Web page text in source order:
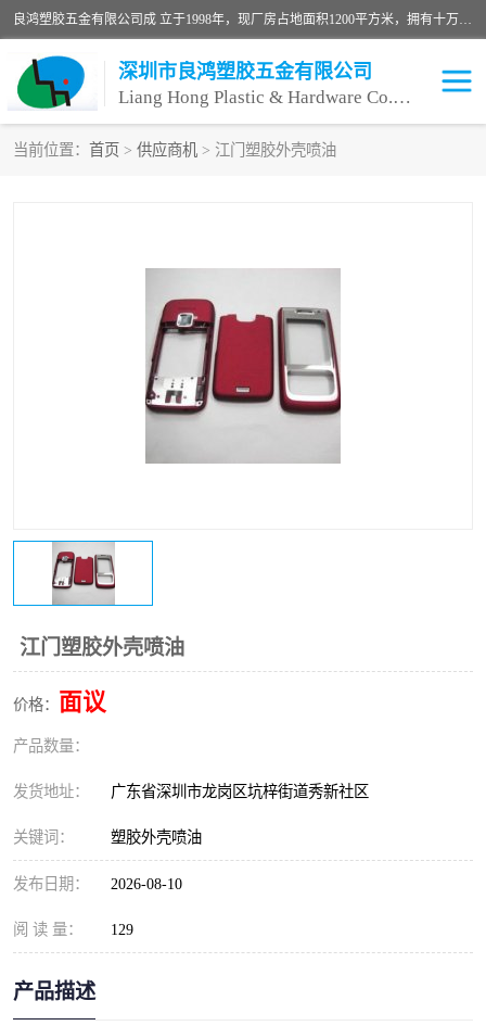
良鸿塑胶五金有限公司成 立于1998年，现厂房占地面积1200平方米，拥有十万级无尘车间，自动喷涂线1条，手动喷涂线2条，丝印移印滚印烫印拉线1条，本公司自建厂以来一直 以“顾客、品质、服务三个第一”为原则，从来货到处理、喷漆、烘烤、品检、包装等每一道工序都严格把持质量关，竭诚为广大朋友、客户服务。现如今已深得广 大客户信赖。
深圳市良鸿塑胶五金有限公司
Liang Hong Plastic & Hardware Co. Ltd
当前位置： 首页 > 供应商机 > 江门塑胶外壳喷油
江门塑胶外壳喷油
价格： 面议
产品数量：
发货地址： 广东省深圳市龙岗区坑梓街道秀新社区
关键词： 塑胶外壳喷油
发布日期： 2026-08-10
阅 读 量： 129
产品描述